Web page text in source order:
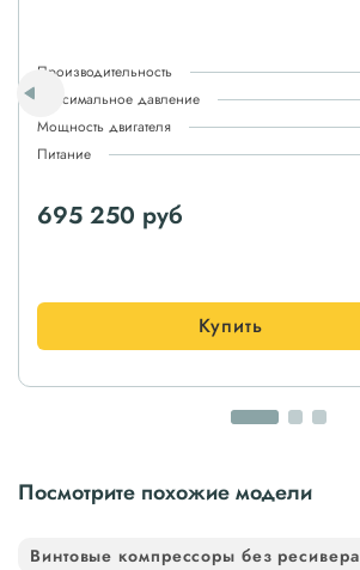
Производительность
Максимальное давление
Мощность двигателя
Питание
695 250 руб
Купить
Посмотрите похожие модели
Винтовые компрессоры без ресивера